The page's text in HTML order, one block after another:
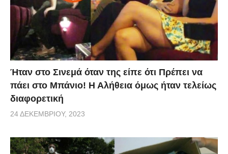
Ήταν στο Σινεμά όταν της είπε ότι Πρέπει να
πάει στο Μπάνιο! Η Αλήθεια όμως ήταν τελείως
διαφορετική
24 ΔΕΚΕΜΒΡΊΟΥ, 2023